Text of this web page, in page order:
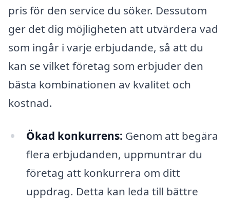
pris för den service du söker. Dessutom
ger det dig möjligheten att utvärdera vad
som ingår i varje erbjudande, så att du
kan se vilket företag som erbjuder den
bästa kombinationen av kvalitet och
kostnad.
Ökad konkurrens: Genom att begära
flera erbjudanden, uppmuntrar du
företag att konkurrera om ditt
uppdrag. Detta kan leda till bättre